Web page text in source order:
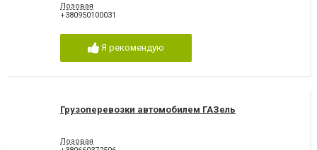
Лозовая
+380950100031
Я рекомендую
Грузоперевозки автомобилем ГАЗель
Лозовая